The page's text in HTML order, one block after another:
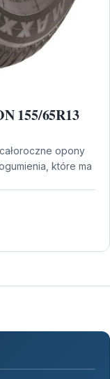
155/65R13
opony
które ma